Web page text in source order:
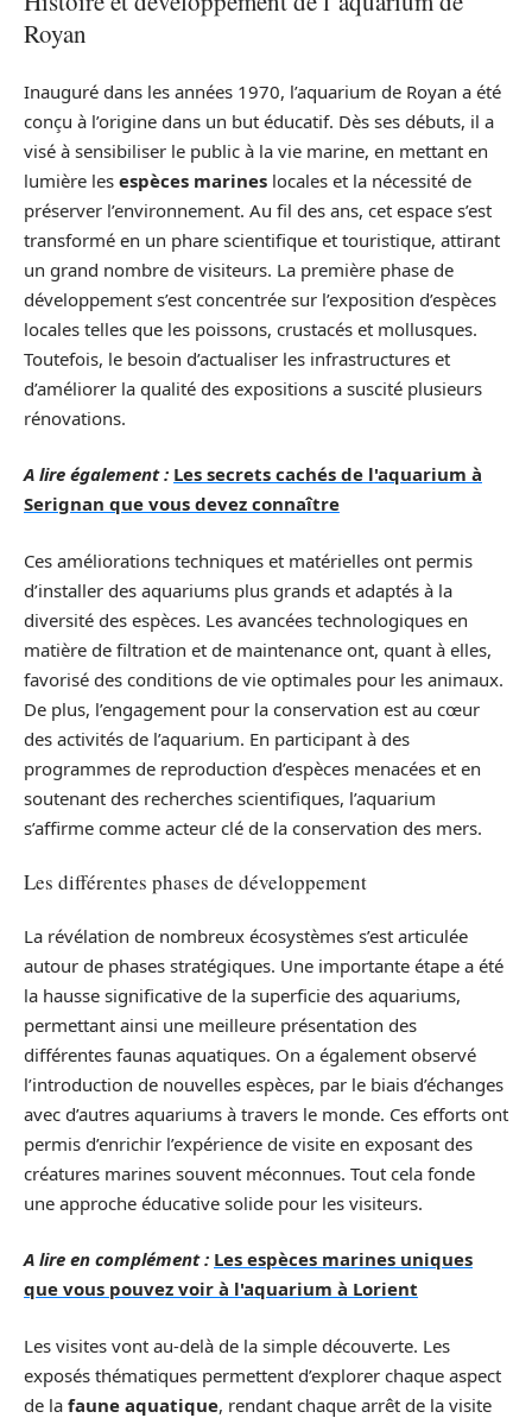
Royan
Inauguré dans les années 1970, l’aquarium de Royan a été
conçu à l’origine dans un but éducatif. Dès ses débuts, il a
visé à sensibiliser le public à la vie marine, en mettant en
lumière les espèces marines locales et la nécessité de
préserver l’environnement. Au fil des ans, cet espace s’est
transformé en un phare scientifique et touristique, attirant
un grand nombre de visiteurs. La première phase de
développement s’est concentrée sur l’exposition d’espèces
locales telles que les poissons, crustacés et mollusques.
Toutefois, le besoin d’actualiser les infrastructures et
d’améliorer la qualité des expositions a suscité plusieurs
rénovations.
A lire également : Les secrets cachés de l'aquarium à
Serignan que vous devez connaître
Ces améliorations techniques et matérielles ont permis
d’installer des aquariums plus grands et adaptés à la
diversité des espèces. Les avancées technologiques en
matière de filtration et de maintenance ont, quant à elles,
favorisé des conditions de vie optimales pour les animaux.
De plus, l’engagement pour la conservation est au cœur
des activités de l’aquarium. En participant à des
programmes de reproduction d’espèces menacées et en
soutenant des recherches scientifiques, l’aquarium
s’affirme comme acteur clé de la conservation des mers.
Les différentes phases de développement
La révélation de nombreux écosystèmes s’est articulée
autour de phases stratégiques. Une importante étape a été
la hausse significative de la superficie des aquariums,
permettant ainsi une meilleure présentation des
différentes faunas aquatiques. On a également observé
l’introduction de nouvelles espèces, par le biais d’échanges
avec d’autres aquariums à travers le monde. Ces efforts ont
permis d’enrichir l’expérience de visite en exposant des
créatures marines souvent méconnues. Tout cela fonde
une approche éducative solide pour les visiteurs.
A lire en complément : Les espèces marines uniques
que vous pouvez voir à l'aquarium à Lorient
Les visites vont au-delà de la simple découverte. Les
exposés thématiques permettent d’explorer chaque aspect
de la faune aquatique, rendant chaque arrêt de la visite